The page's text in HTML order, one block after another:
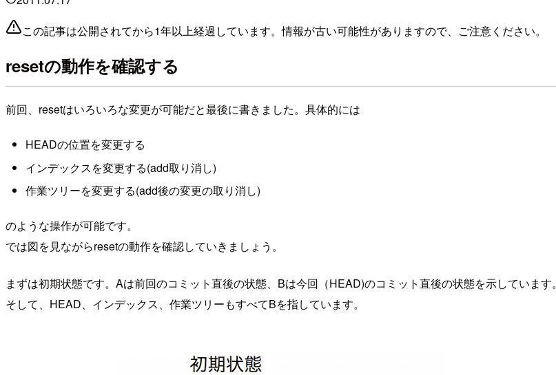
この記事は公開されてから1年以上経過しています。情報が古い可能性がありますので、ご注意ください。
resetの動作を確認する
前回、resetはいろいろな変更が可能だと最後に書きました。具体的には
HEADの位置を変更する
インデックスを変更する(add取り消し)
作業ツリーを変更する(add後の変更の取り消し)
のような操作が可能です。
では図を見ながらresetの動作を確認していきましょう。
まずは初期状態です。Aは前回のコミット直後の状態、Bは今回（HEAD)のコミット直後の状態を示しています。
そして、HEAD、インデックス、作業ツリーもすべてBを指しています。